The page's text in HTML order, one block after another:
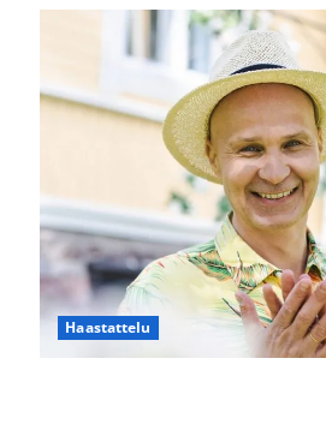
14-
vuotias
Häkkinen
Vuoden
positiivisimmaksi
oululaiseksi
nuori
muusikko
tunnetaan
veteraanityön
edistäjänä
Haastattelu